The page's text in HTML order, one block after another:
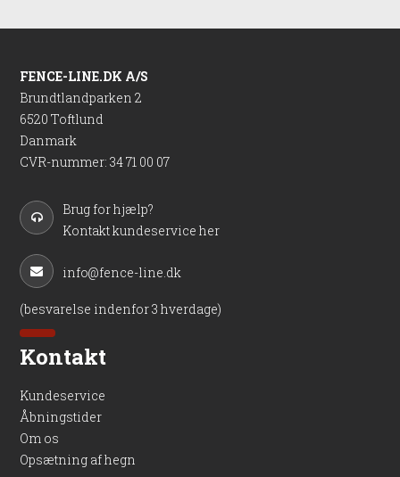
FENCE-LINE.DK A/S
Brundtlandparken 2
6520 Toftlund
Danmark
CVR-nummer: 34 71 00 07
Brug for hjælp?
Kontakt kundeservice her
info@fence-line.dk
(besvarelse indenfor 3 hverdage)
Kontakt
Kundeservice
Åbningstider
Om os
Opsætning af hegn